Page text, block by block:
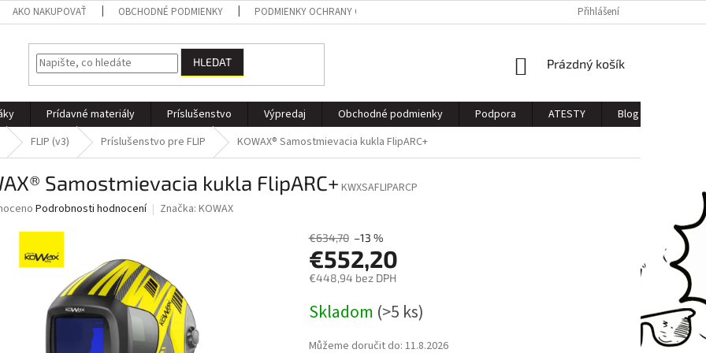
AKO NAKUPOVAŤ OBCHODNÉ PODMIENKY PODMIENKY OCHRANY OSOBNÝCH ÚDAJOV Přihlášení
HLEDAT
NÁKUPNÍ
Prázdný košík
Prídavné materiály Príslušenstvo Výpredaj Obchodné podmienky Podpora ATESTY Blog
FLIP (v3) Príslušenstvo pre FLIP KOWAX® Samostmievacia kukla FlipARC+
Samostmievacia kukla FlipARC+ KWXSAFLIPARCP
Podrobnosti hodnocení Značka: KOWAX
€634,70 –13 %
€552,20
€448,94 bez DPH
cena:
Skladom (>5 ks)
Můžeme doručit do: 11.8.2026